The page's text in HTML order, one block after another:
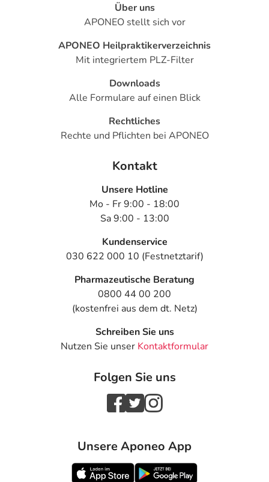
Über uns
APONEO stellt sich vor
APONEO Heilpraktikerverzeichnis
Mit integriertem PLZ-Filter
Downloads
Alle Formulare auf einen Blick
Rechtliches
Rechte und Pflichten bei APONEO
Kontakt
Unsere Hotline
Mo - Fr 9:00 - 18:00
Sa 9:00 - 13:00
Kundenservice
030 622 000 10 (Festnetztarif)
Pharmazeutische Beratung
0800 44 00 200
(kostenfrei aus dem dt. Netz)
Schreiben Sie uns
Nutzen Sie unser Kontaktformular
Folgen Sie uns
Unsere Aponeo App